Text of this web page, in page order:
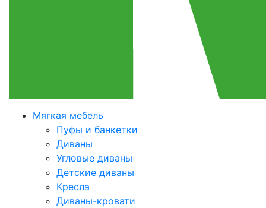
Мягкая мебель
Пуфы и банкетки
Диваны
Угловые диваны
Детские диваны
Кресла
Диваны-кровати